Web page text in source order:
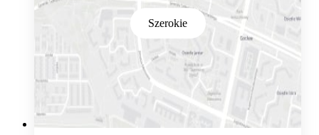
Szerokie